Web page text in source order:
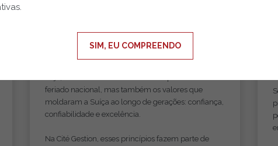
01.08.2026
Feliz Dia Nacional da Suíça!
feriado nacional, mas também os valores que
moldaram a Suíça ao longo de gerações: confiança,
confiabilidade e excelência.
Na Cité Gestion, esses princípios fazem parte de
SIM, EU COMPREENDO